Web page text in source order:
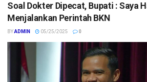
Soal Dokter Dipecat, Bupati : Saya
Menjalankan Perintah BKN
BYADMIN 05/25/2025 0